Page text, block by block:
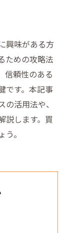
興味がある方
ための攻略法
信頼性のある
です。本記事
活用法や、
説します。買
。